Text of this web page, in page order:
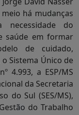
há mudanças
do
saúde em formar
de cuidado,
Sistema Único de
4.993, a ESP/MS
da Secretaria
do Sul (SES/MS),
do Trabalho